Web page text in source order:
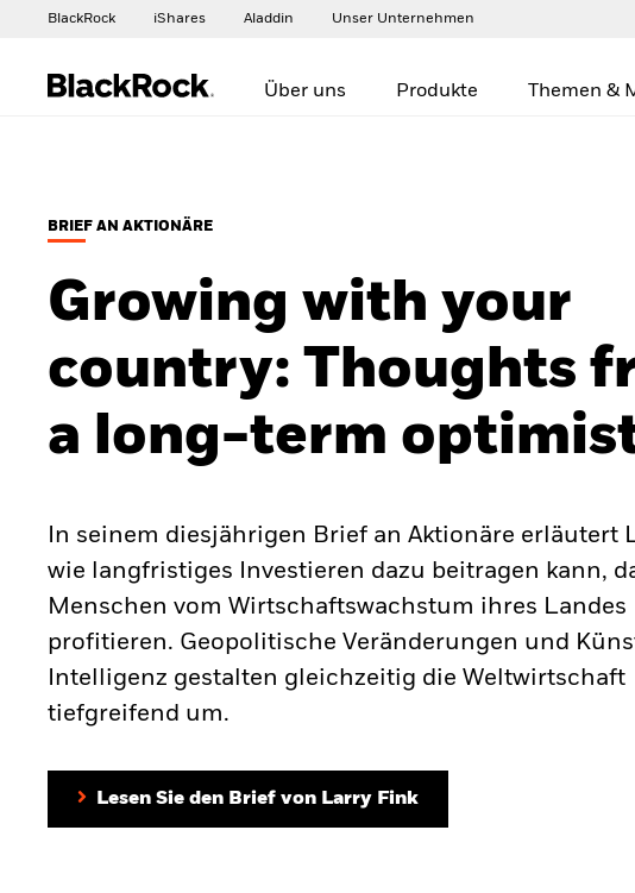
BlackRock iShares Aladdin Unser Unternehmen
Über uns Produkte Themen &
BRIEF AN AKTIONÄRE
Growing with your
country: Thoughts
a long-term
In seinem diesjährigen Brief an Aktionäre erläutert
wie langfristiges Investieren dazu beitragen kann,
Menschen vom Wirtschaftswachstum ihres Landes
profitieren. Geopolitische Veränderungen und
Intelligenz gestalten gleichzeitig die Weltwirtschaft
tiefgreifend um.
Lesen Sie den Brief von Larry Fink